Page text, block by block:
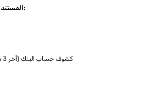
المستندات المطلوبة للحصول على تأشيرة الدخول والرسوم:
- كشوف حساب البنك (أخر 3 شهور بحد أدنى 20,000 ليرة تركية / 400 يورو رصيد)